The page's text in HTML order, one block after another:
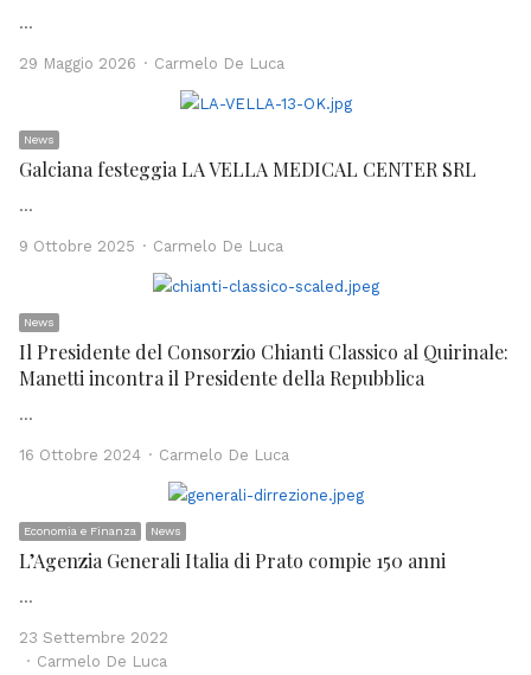
…
29 Maggio 2026 Author
Carmelo De Luca
News
Galciana festeggia LA VELLA MEDICAL CENTER SRL
…
9 Ottobre 2025 Author
Carmelo De Luca
News
Il Presidente del Consorzio Chianti Classico al Quirinale:
Manetti incontra il Presidente della Repubblica
…
16 Ottobre 2024 Author
Carmelo De Luca
Economia e Finanza News
L’Agenzia Generali Italia di Prato compie 150 anni
…
23 Settembre 2022
Author
Carmelo De Luca